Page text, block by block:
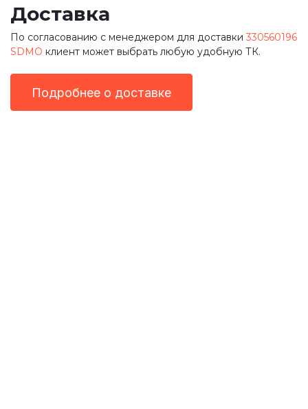
Доставка
По согласованию с менеджером для доставки 330560196
SDMO клиент может выбрать любую удобную ТК.
Подробнее о доставке